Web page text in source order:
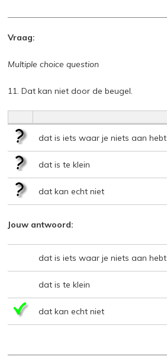
Vraag:
Multiple choice question
11. Dat kan niet door de beugel.
dat is iets waar je niets aan hebt
dat is te klein
dat kan echt niet
Jouw antwoord:
dat is iets waar je niets aan hebt
dat is te klein
dat kan echt niet